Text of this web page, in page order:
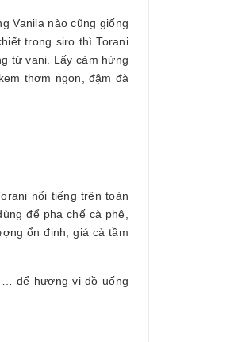
Vanila nào cũng giống
trong siro thì Torani
từ vani. Lấy cảm hứng
thơm ngon, đậm đà
nổi tiếng trên toàn
để pha chế cà phê,
ổn định, giá cả tầm
để hương vị đồ uống